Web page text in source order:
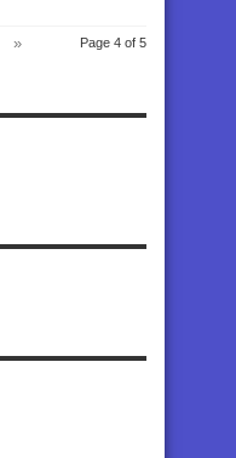
Page 4 of 5
»